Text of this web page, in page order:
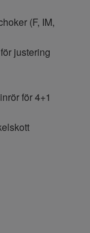
(F, IM,
justering
för 4+1